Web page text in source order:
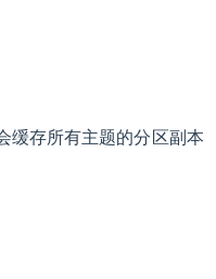
存所有主题的分区副本